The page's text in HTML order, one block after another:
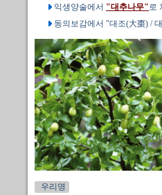
익생양술에서 "대추나무"로
동의보감에서 "대조(大棗) /
우리명